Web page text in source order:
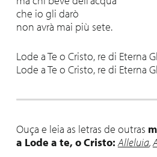
che io gli darò
non avrà mai più sete.
Lode a Te o Cristo, re di Eterna
Lode a Te o Cristo, re di Eterna
Ouça e leia as letras de outras
a Lode a te, o Cristo: Alleluia,